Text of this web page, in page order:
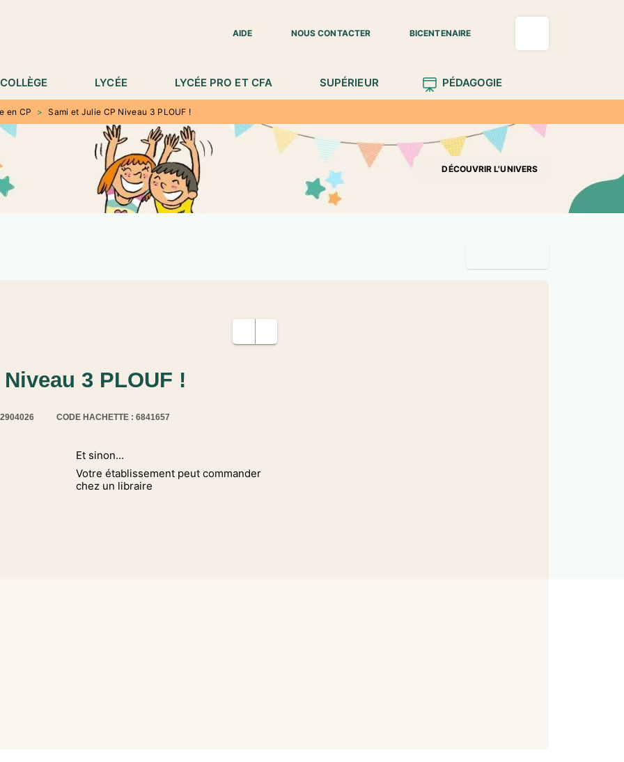
AIDE
NOUS CONTACTER BICENTENAIRE
COLLÈGE LYCÉE LYCÉE PRO ET CFA SUPÉRIEUR PÉDAGOGIE
en CP > Sami et Julie CP Niveau 3 PLOUF !
DÉCOUVRIR L'UNIVERS
3 PLOUF !
CODE HACHETTE : 6841657
Et sinon...
Votre établissement peut commander
chez un libraire